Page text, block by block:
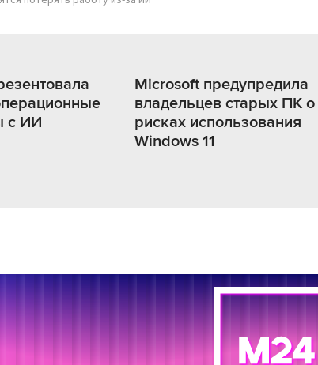
с ИИ
Microsoft предупредила
владельцев старых ПК о
рисках использования
Windows 11